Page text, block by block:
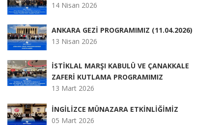
14 Nisan 2026
ANKARA GEZİ PROGRAMIMIZ (11.04.2026)
13 Nisan 2026
İSTİKLAL MARŞI KABULÜ VE ÇANAKKALE
ZAFERİ KUTLAMA PROGRAMIMIZ
13 Mart 2026
İNGİLİZCE MÜNAZARA ETKİNLİĞİMİZ
05 Mart 2026